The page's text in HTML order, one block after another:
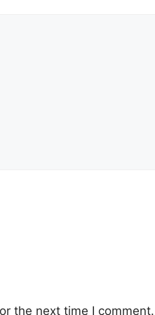
the next time I comment.